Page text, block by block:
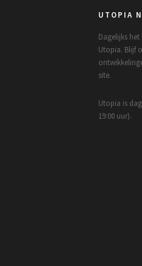
UTOPIA
Dagelijks
Utopia. Blijf
site.
Utopia is
19:00 uur).